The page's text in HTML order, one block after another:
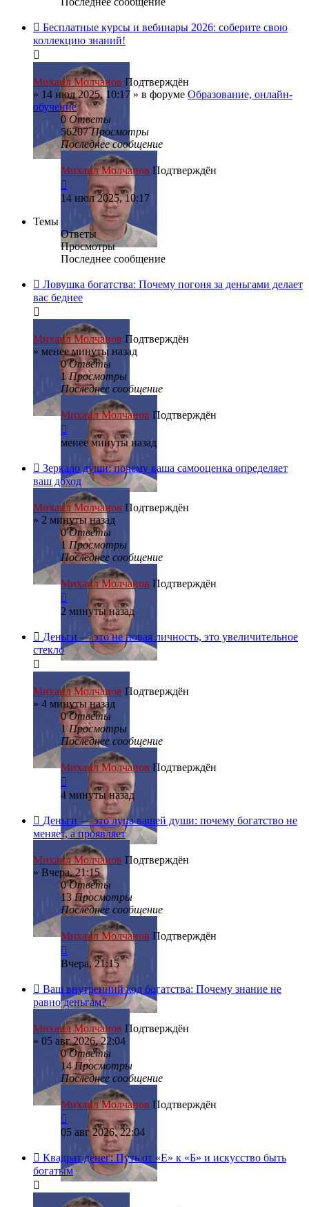
Бесплатные курсы и вебинары 2026: соберите свою
коллекцию знаний!
Михаил Молчанов Подтверждён
» 14 июл 2025, 10:17 » в форуме Образование, онлайн-
обучение
0 Ответы
56207Просмотры
Последнее сообщение
Михаил Молчанов Подтверждён
14 июл 2025, 10:17
Темы
Ответы
Просмотры
Последнее сообщение
Ловушка богатства: Почему погоня за деньгами делает
вас беднее
Михаил Молчанов Подтверждён
» менее минуты назад
0Ответы
1 Просмотры
Последнее сообщение
Михаил Молчанов Подтверждён
менее минуты назад
Зеркало души: почему ваша самооценка определяет
ваш доход
Михаил Молчанов Подтверждён
» 2 минуты назад
0Ответы
1 Просмотры
Последнее сообщение
Михаил Молчанов Подтверждён
2 минуты назад
Деньги — это не новая личность, это увеличительное
стекло
Михаил Молчанов Подтверждён
» 4 минуты назад
0Ответы
1 Просмотры
Последнее сообщение
Михаил Молчанов Подтверждён
4 минуты назад
Деньги — это лупа вашей души: почему богатство не
меняет, а проявляет
Михаил Молчанов Подтверждён
» Вчера, 21:15
0Ответы
13Просмотры
Последнее сообщение
Михаил Молчанов Подтверждён
Вчера, 21:15
Ваш внутренний код богатства: Почему знание не
равно деньгам?
Михаил Молчанов Подтверждён
» 05 авг 2026, 22:04
0Ответы
14Просмотры
Последнее сообщение
Михаил Молчанов Подтверждён
05 авг 2026, 22:04
Квадрат денег: Путь от «Е» к «Б» и искусство быть
богатым